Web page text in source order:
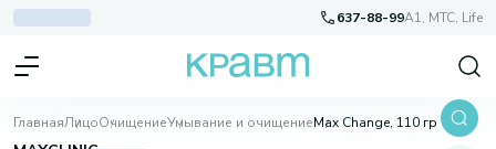
637-88-99A1, МТС, Life
ГлавнаяЛицоОчищениеУмывание и очищениеMax Change, 110 гр